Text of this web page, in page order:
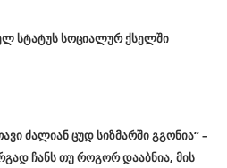
სტატუს სოციალურ ქსელში
ძალიან ცუდ სიზმარში გგონია“ –
ჩანს თუ როგორ დააბნია, მის